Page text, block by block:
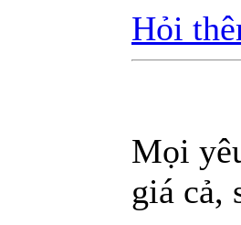
Hỏi
Mọi
giá cả,